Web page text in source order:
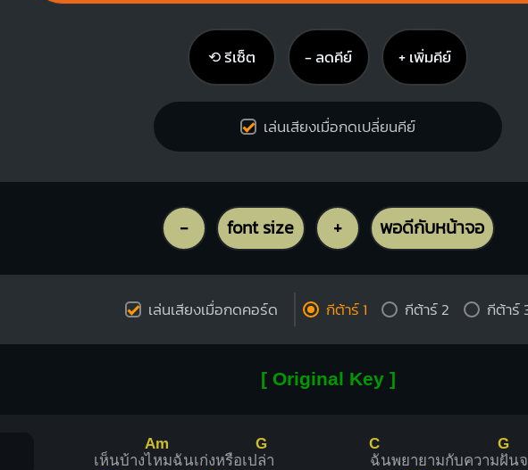
⟲ รีเซ็ต − ลดคีย์ + เพิ่มคีย์
เล่นเสียงเมื่อกดเปลี่ยนคีย์
- font size + พอดีกับหน้าจอ
เล่นเสียงเมื่อกดคอร์ด กีต้าร์ 1 กีต้าร์ 2 กีต้าร์
[ Original Key ]
เห็นบ้างไ
Am
หมฉันเก่งหรือเป
G
ล่า
C
ฉันพยายามกับความ
G
ฝัน